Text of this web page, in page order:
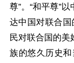
尊”。“和平尊”
达中国对联合
民对联合国的美
族的悠久历史